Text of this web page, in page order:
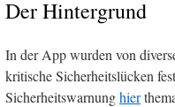
Der Hintergrund
In der App wurden von
kritische Sicherheitslücken
Sicherheitswarnunghier